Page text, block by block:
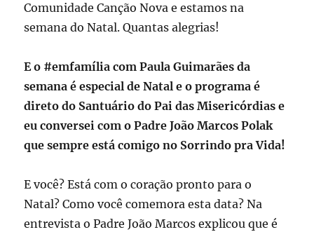
Comunidade Canção Nova e estamos na
semana do Natal. Quantas alegrias!
E o #emfamília com Paula Guimarães da
semana é especial de Natal e o programa é
direto do Santuário do Pai das Misericórdias e
eu conversei com o Padre João Marcos Polak
que sempre está comigo no Sorrindo pra Vida!
E você? Está com o coração pronto para o
Natal? Como você comemora esta data? Na
entrevista o Padre João Marcos explicou que é